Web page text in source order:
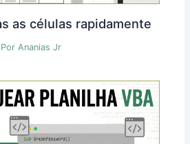
as células rapidamente
Ananias Jr